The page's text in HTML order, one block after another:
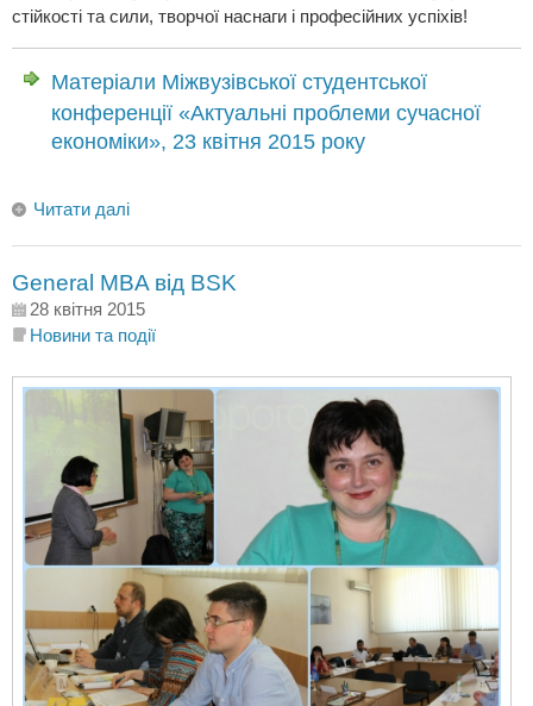
стійкості та сили, творчої наснаги і професійних успіхів!
Матеріали Міжвузівської студентської
конференції «Актуальні проблеми сучасної
економіки», 23 квітня 2015 року
Читати далі
General MBA від BSK
28 квітня 2015
Новини та події